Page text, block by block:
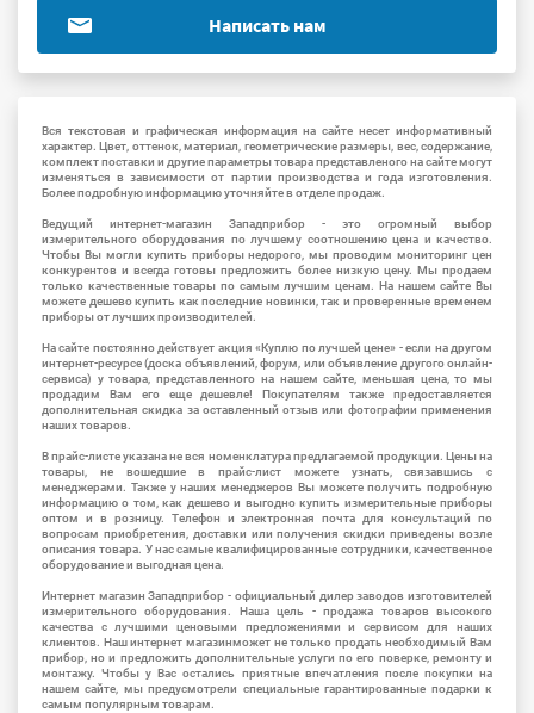
Написать нам
Вся текстовая и графическая информация на сайте несет информативный
характер. Цвет, оттенок, материал, геометрические размеры, вес, содержание,
комплект поставки и другие параметры товара представленого на сайте могут
изменяться в зависимости от партии производства и года изготовления.
Более подробную информацию уточняйте в отделе продаж.
Ведущий интернет-магазин Западприбор - это огромный выбор
измерительного оборудования по лучшему соотношению цена и качество.
Чтобы Вы могли купить приборы недорого, мы проводим мониторинг цен
конкурентов и всегда готовы предложить более низкую цену. Мы продаем
только качественные товары по самым лучшим ценам. На нашем сайте Вы
можете дешево купить как последние новинки, так и проверенные временем
приборы от лучших производителей.
На сайте постоянно действует акция «Куплю по лучшей цене» - если на другом
интернет-ресурсе (доска объявлений, форум, или объявление другого онлайн-
сервиса) у товара, представленного на нашем сайте, меньшая цена, то мы
продадим Вам его еще дешевле! Покупателям также предоставляется
дополнительная скидка за оставленный отзыв или фотографии применения
наших товаров.
В прайс-листе указана не вся номенклатура предлагаемой продукции. Цены на
товары, не вошедшие в прайс-лист можете узнать, связавшись с
менеджерами. Также у наших менеджеров Вы можете получить подробную
информацию о том, как дешево и выгодно купить измерительные приборы
оптом и в розницу. Телефон и электронная почта для консультаций по
вопросам приобретения, доставки или получения скидки приведены возле
описания товара. У нас самые квалифицированные сотрудники, качественное
оборудование и выгодная цена.
Интернет магазин Западприбор - официальный дилер заводов изготовителей
измерительного оборудования. Наша цель - продажа товаров высокого
качества с лучшими ценовыми предложениями и сервисом для наших
клиентов. Наш интернет магазинможет не только продать необходимый Вам
прибор, но и предложить дополнительные услуги по его поверке, ремонту и
монтажу. Чтобы у Вас остались приятные впечатления после покупки на
нашем сайте, мы предусмотрели специальные гарантированные подарки к
самым популярным товарам.